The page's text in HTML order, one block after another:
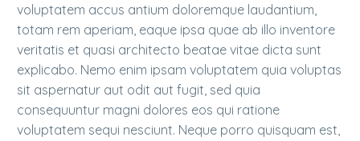
voluptatem accus antium doloremque laudantium,
totam rem aperiam, eaque ipsa quae ab illo inventore
veritatis et quasi architecto beatae vitae dicta sunt
explicabo. Nemo enim ipsam voluptatem quia voluptas
sit aspernatur aut odit aut fugit, sed quia
consequuntur magni dolores eos qui ratione
voluptatem sequi nesciunt. Neque porro quisquam est,